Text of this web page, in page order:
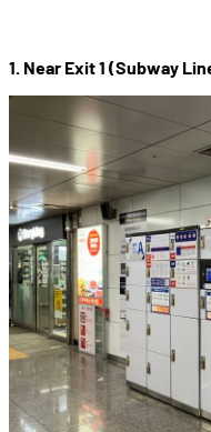
1. Near Exit 1 (Subway